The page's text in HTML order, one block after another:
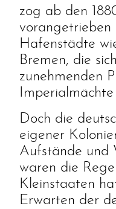
zog ab den
vorangetrieben
Hafenstädte
Bremen, die
zunehmenden
Doch die
eigener
Aufstände und
waren die
Kleinstaaten
Erwarten der